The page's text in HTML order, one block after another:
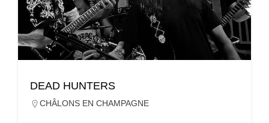
DEAD HUNTERS
CHÂLONS EN CHAMPAGNE